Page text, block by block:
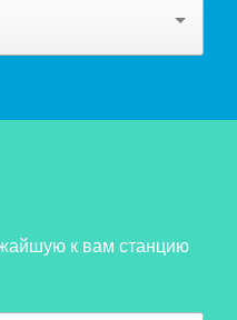
к вам станцию